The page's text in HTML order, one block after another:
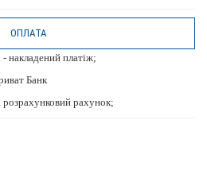
ОПЛАТА
накладений платіж;
Банк
розрахунковий рахунок;